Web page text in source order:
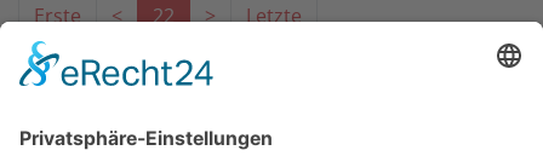
Erste < 22 > Letzte
Das Projekt zur Implementierung der Einheitlichen